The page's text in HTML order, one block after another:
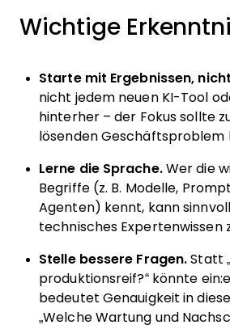
Wichtige
Starte mit Ergebnissen,
nicht jedem neuen KI-Tool
hinterher – der Fokus sollte
lösenden Geschäftsproblem
Lerne die Sprache.Wer die
Begriffe (z. B. Modelle,
Agenten) kennt, kann
technisches Expertenwissen
Stelle bessere Fragen. Statt
produktionsreif?“ könnte
bedeutet Genauigkeit in
„Welche Wartung und